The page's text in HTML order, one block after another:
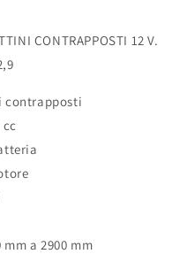
CONTRAPPOSTI 12 V.
contrapposti
a 2900 mm